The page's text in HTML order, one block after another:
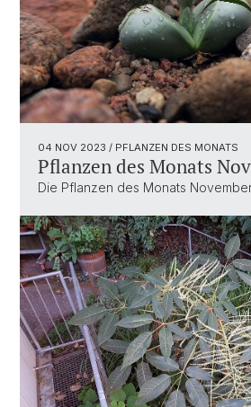
04 NOV 2023 / PFLANZEN DES MONATS
Pflanzen des Monats
Die Pflanzen des Monats